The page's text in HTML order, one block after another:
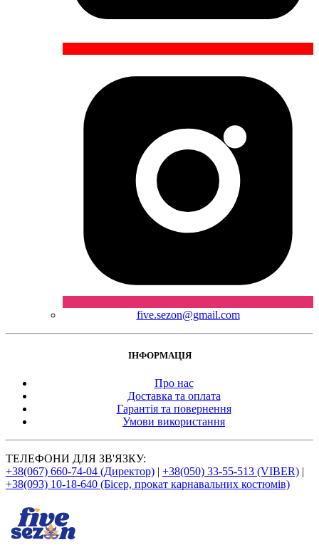
five.sezon@gmail.com
ІНФОРМАЦІЯ
Про нас
Доставка та оплата
Гарантія та повернення
Умови використання
ТЕЛЕФОНИ ДЛЯ ЗВ'ЯЗКУ:
+38(067) 660-74-04 (Директор) | +38(050) 33-55-513 (VIBER) |
+38(093) 10-18-640 (Бісер, прокат карнавальних костюмів)